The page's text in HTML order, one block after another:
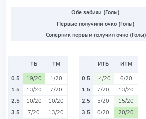
Обе забили (Голы)
Первые получили очко (Голы)
Соперник первым получил очко (Голы)
ТБ
ТМ
0.5
19/20
1/20
1.5
13/20
7/20
2.5
10/20
10/20
3.5
7/20
13/20
ИТБ
ИТМ
0.5
14/20
6/20
1.5
7/20
13/20
2.5
5/20
15/20
3.5
0/20 20/20